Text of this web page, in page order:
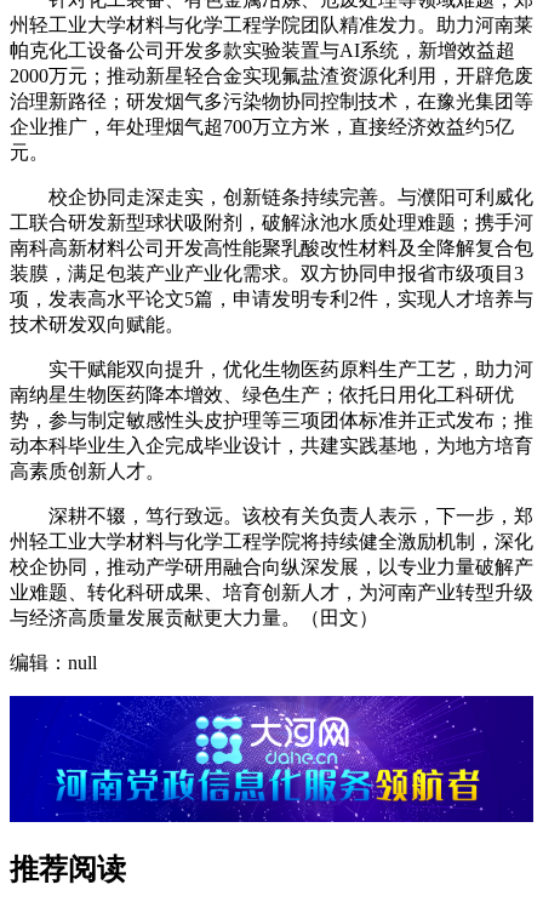
州轻工业大学材料与化学工程学院团队精准发力。助力河南莱
帕克化工设备公司开发多款实验装置与AI系统，新增效益超
2000万元；推动新星轻合金实现氟盐渣资源化利用，开辟危废
治理新路径；研发烟气多污染物协同控制技术，在豫光集团等
企业推广，年处理烟气超700万立方米，直接经济效益约5亿
元。
校企协同走深走实，创新链条持续完善。与濮阳可利威化
工联合研发新型球状吸附剂，破解泳池水质处理难题；携手河
南科高新材料公司开发高性能聚乳酸改性材料及全降解复合包
装膜，满足包装产业产业化需求。双方协同申报省市级项目3
项，发表高水平论文5篇，申请发明专利2件，实现人才培养与
技术研发双向赋能。
实干赋能双向提升，优化生物医药原料生产工艺，助力河
南纳星生物医药降本增效、绿色生产；依托日用化工科研优
势，参与制定敏感性头皮护理等三项团体标准并正式发布；推
动本科毕业生入企完成毕业设计，共建实践基地，为地方培育
高素质创新人才。
深耕不辍，笃行致远。该校有关负责人表示，下一步，郑
州轻工业大学材料与化学工程学院将持续健全激励机制，深化
校企协同，推动产学研用融合向纵深发展，以专业力量破解产
业难题、转化科研成果、培育创新人才，为河南产业转型升级
与经济高质量发展贡献更大力量。（田文）
编辑：null
推荐阅读